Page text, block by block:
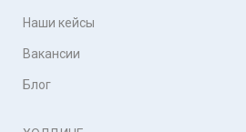
Наши кейсы
Вакансии
Блог